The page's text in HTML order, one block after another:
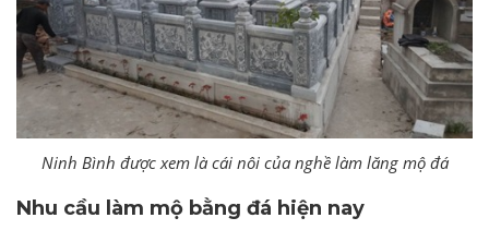
Ninh Bình được xem là cái nôi của nghề làm lăng mộ đá
Nhu cầu làm mộ bằng đá hiện nay